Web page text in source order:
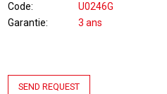
Code
U0246G
Garantie
3 ans
SEND REQUEST